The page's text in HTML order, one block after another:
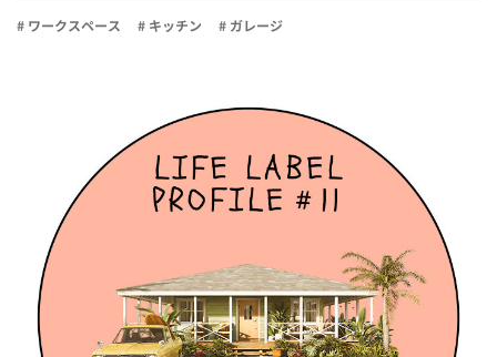
# ワークスペース # キッチン # ガレージ